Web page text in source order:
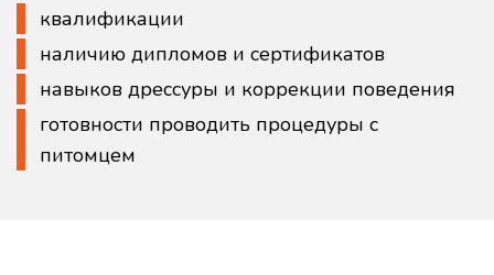
квалификации
наличию дипломов и сертификатов
навыков дрессуры и коррекции поведения
готовности проводить процедуры с
питомцем